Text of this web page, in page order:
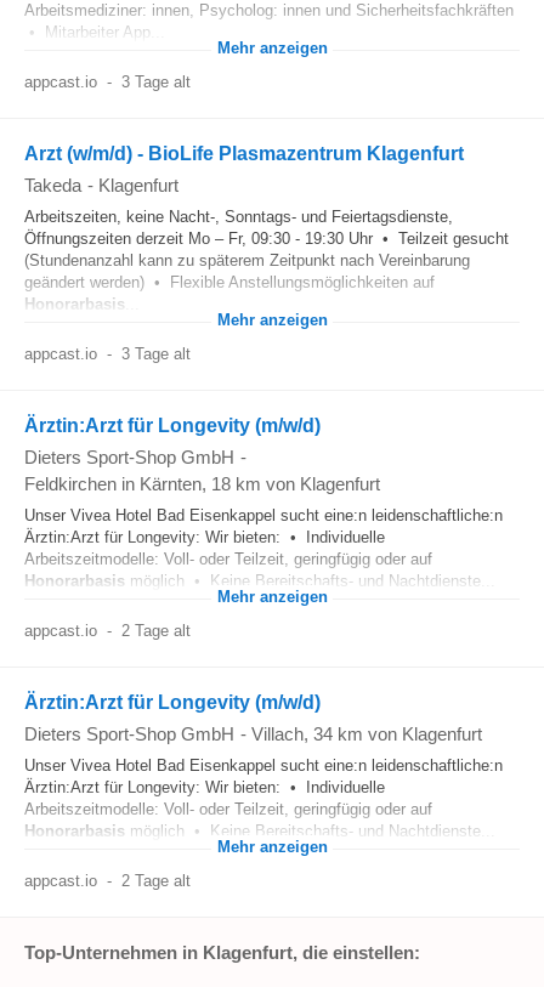
Arbeitsmediziner: innen, Psycholog: innen und Sicherheitsfachkräften
• Mitarbeiter App...
Mehr anzeigen
appcast.io - 3 Tage alt
Arzt (w/m/d) - BioLife Plasmazentrum Klagenfurt
Takeda - Klagenfurt
Arbeitszeiten, keine Nacht-, Sonntags- und Feiertagsdienste,
Öffnungszeiten derzeit Mo – Fr, 09:30 - 19:30 Uhr • Teilzeit gesucht
(Stundenanzahl kann zu späterem Zeitpunkt nach Vereinbarung
geändert werden) • Flexible Anstellungsmöglichkeiten auf
Honorarbasis
Mehr anzeigen
appcast.io - 3 Tage alt
Ärztin:Arzt für Longevity (m/w/d)
Dieters Sport-Shop GmbH -
Feldkirchen in Kärnten, 18 km von Klagenfurt
Unser Vivea Hotel Bad Eisenkappel sucht eine:n leidenschaftliche:n
Ärztin:Arzt für Longevity: Wir bieten: • Individuelle
Arbeitszeitmodelle: Voll- oder Teilzeit, geringfügig oder auf
Honorarbasis möglich • Keine Bereitschafts- und Nachtdienste...
Mehr anzeigen
appcast.io - 2 Tage alt
Ärztin:Arzt für Longevity (m/w/d)
Dieters Sport-Shop GmbH - Villach, 34 km von Klagenfurt
Unser Vivea Hotel Bad Eisenkappel sucht eine:n leidenschaftliche:n
Ärztin:Arzt für Longevity: Wir bieten: • Individuelle
Arbeitszeitmodelle: Voll- oder Teilzeit, geringfügig oder auf
Honorarbasis möglich • Keine Bereitschafts- und Nachtdienste...
Mehr anzeigen
appcast.io - 2 Tage alt
Top-Unternehmen in Klagenfurt, die einstellen: